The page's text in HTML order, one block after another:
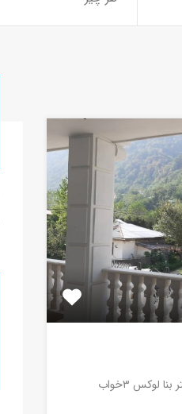
مساحت زمین۴۸۰متر ۱۸۰متر بنا لوکس ۳خواب